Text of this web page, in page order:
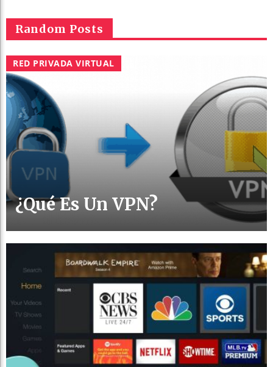
Random Posts
RED PRIVADA VIRTUAL
¿Qué Es Un VPN?